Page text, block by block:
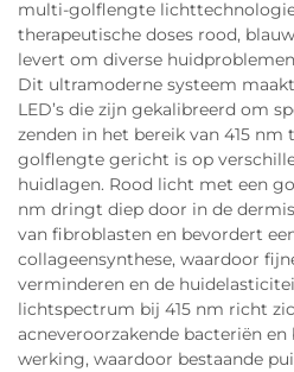
multi-golflengte
therapeutische doses rood,
levert om diverse
Dit ultramoderne systeem
LED’s die zijn gekalibreerd om
zenden in het bereik van 415
golflengte gericht is op
huidlagen. Rood licht met een
nm dringt diep door in de
van fibroblasten en bevordert
collageensynthese, waardoor
verminderen en de
lichtspectrum bij 415 nm richt
acneveroorzakende bacteriën
werking, waardoor bestaande